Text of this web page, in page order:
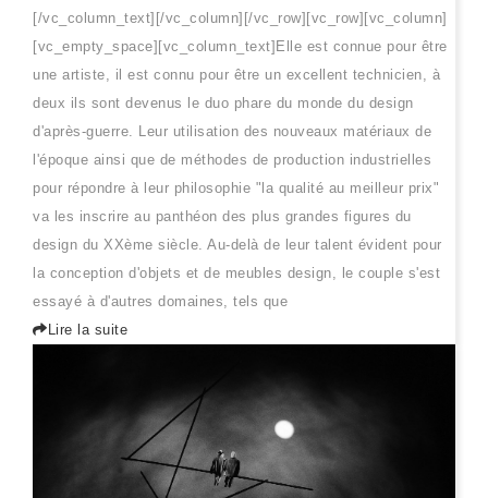
[/vc_column_text][/vc_column][/vc_row][vc_row][vc_column]
[vc_empty_space][vc_column_text]Elle est connue pour être
une artiste, il est connu pour être un excellent technicien, à
deux ils sont devenus le duo phare du monde du design
d'après-guerre. Leur utilisation des nouveaux matériaux de
l'époque ainsi que de méthodes de production industrielles
pour répondre à leur philosophie "la qualité au meilleur prix"
va les inscrire au panthéon des plus grandes figures du
design du XXème siècle. Au-delà de leur talent évident pour
la conception d'objets et de meubles design, le couple s'est
essayé à d'autres domaines, tels que
Lire la suite